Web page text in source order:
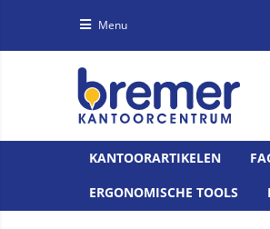
Menu
KANTOORARTIKELEN
ERGONOMISCHE TOOLS